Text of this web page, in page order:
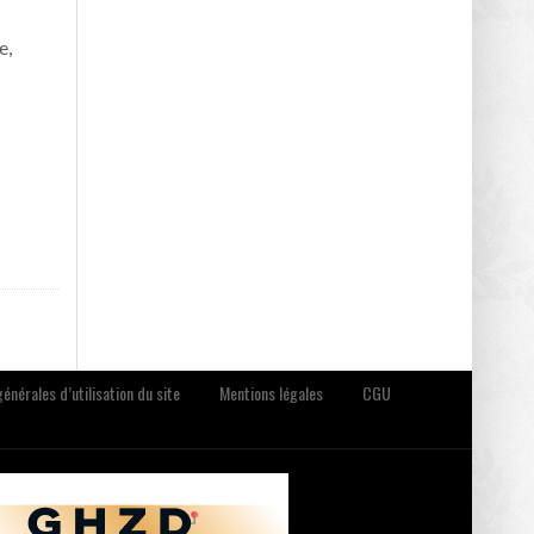
d’utilisation du site Mentions légales CGU